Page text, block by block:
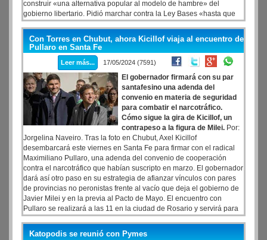
construir «una alternativa popular al modelo de hambre» del
gobierno libertario. Pidió marchar contra la Ley Bases «hasta que
se derrumbe» y cargó una vez más contra el «Pacto de Mayo», al
que contrapuso el «Pacto con el Pueblo» que se votó durante el
plenario.
Con Torres en Chubut, ahora Kicillof viaja al encuentro de
Pullaro en Santa Fe
Leer más... 17/05/2024 (7591)
El gobernador firmará con su par
santafesino una adenda del
convenio en materia de seguridad
para combatir el narcotráfico.
Cómo sigue la gira de Kicillof, un
contrapeso a la figura de Milei. Por:
Jorgelina Naveiro. Tras la foto en Chubut, Axel Kicillof
desembarcará este viernes en Santa Fe para firmar con el radical
Maximiliano Pullaro, una adenda del convenio de cooperación
contra el narcotráfico que habían suscripto en marzo. El gobernador
dará así otro paso en su estrategia de afianzar vínculos con pares
de provincias no peronistas frente al vacío que deja el gobierno de
Javier Milei y en la previa al Pacto de Mayo. El encuentro con
Pullaro se realizará a las 11 en la ciudad de Rosario y servirá para
refrendar una segunda parte del acuerdo que firmaron en marzo en
San Nicolás, por el que Buenos Aires le prestó a la provincia vecina
Katopodis se reunió con Pymes